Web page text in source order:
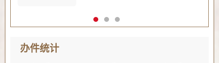
办件统计